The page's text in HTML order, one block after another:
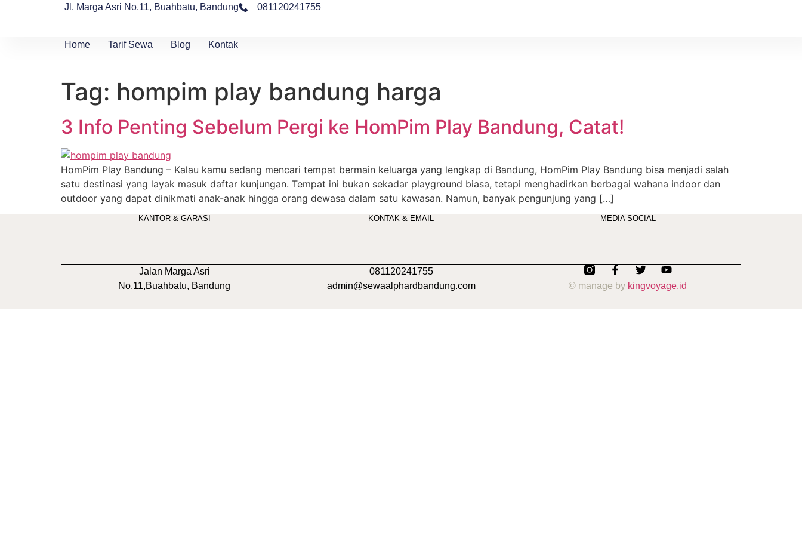
Jl. Marga Asri No.11, Buahbatu, Bandung 081120241755
Home Tarif Sewa Blog Kontak
Tag: hompim play bandung harga
3 Info Penting Sebelum Pergi ke HomPim Play Bandung, Catat!
HomPim Play Bandung – Kalau kamu sedang mencari tempat bermain keluarga yang lengkap di Bandung, HomPim Play Bandung bisa menjadi salah
satu destinasi yang layak masuk daftar kunjungan. Tempat ini bukan sekadar playground biasa, tetapi menghadirkan berbagai wahana indoor dan
outdoor yang dapat dinikmati anak-anak hingga orang dewasa dalam satu kawasan. Namun, banyak pengunjung yang […]
KANTOR & GARASI
Jalan Marga Asri
No.11,Buahbatu, Bandung
KONTAK & EMAIL
081120241755
admin@sewaalphardbandung.com
MEDIA SOCIAL
© manage by kingvoyage.id